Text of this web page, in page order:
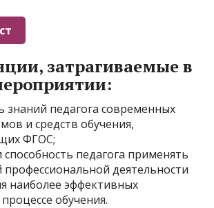
затрагиваемые в
знаний педагога современных
и средств обучения,
ФГОС;
способность педагога применять
профессиональной деятельности
наиболее эффективных
обучения.